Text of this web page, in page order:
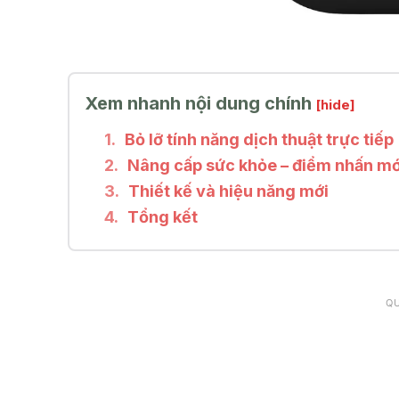
Xem nhanh nội dung chính [hide]
Bỏ lỡ tính năng dịch thuật trực tiếp
Nâng cấp sức khỏe – điểm nhấn
Thiết kế và hiệu năng mới
Tổng kết